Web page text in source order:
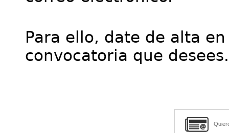
Para ello, date de alta
convocatoria que desees.